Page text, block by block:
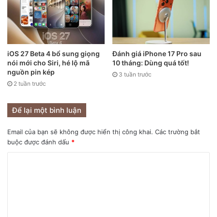
Để nhận diện khuôn mặt nahnh nhẹn và chính xác hơn, bạn
nên thường xuyên cung cấp mã mở khóa, nhất là khi mới
cạo râu, đổi kiểu tóc, trang điểm,…
4. Tắt nhận diện khuôn mặt
Nếu không thích
, bạn có thể tắt nhanh tính năng
này bằng cách nhấn vào nút bên hông năm lần. Khi đó,
iPhone X sẽ mở khóa bằng mật khẩu. Sau khi mở máy, chức
năng Face ID lại hoạt động trở lại.
5. Tạo nút Home ảo
iOS 27 Beta 4 bổ sung giọng
nói mới cho Siri, hé lộ mã
nguồn pin kép
2 tuần trước
Đánh giá iPhone 17 Pro sau
10 tháng: Dùng quá tốt!
3 tuần trước
Để lại một bình luận
Email của bạn sẽ không được hiển thị công khai. Các trường bắt
buộc được đánh dấu *